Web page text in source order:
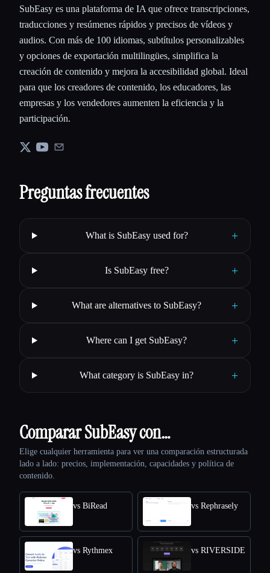
SubEasy es una plataforma de IA que ofrece transcripciones,
traducciones y resúmenes rápidos y precisos de vídeos y
audios. Con más de 100 idiomas, subtítulos personalizables
y opciones de exportación multilingües, simplifica la
creación de contenido y mejora la accesibilidad global. Ideal
para que los creadores de contenido, los educadores, las
empresas y los vendedores aumenten la eficiencia y la
participación.
Preguntas frecuentes
What is SubEasy used for? +
Is SubEasy free? +
What are alternatives to SubEasy? +
Where can I get SubEasy? +
What category is SubEasy in? +
Comparar SubEasy con…
Elige cualquier herramienta para ver una comparación estructurada
lado a lado: precios, implementación, capacidades y política de
contenido.
vs BiRead vs Rephrasely
vs Rythmex vs RIVERSIDE